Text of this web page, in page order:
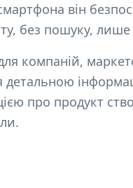
він
без пошуку,
компаній,
детальною
про продукт